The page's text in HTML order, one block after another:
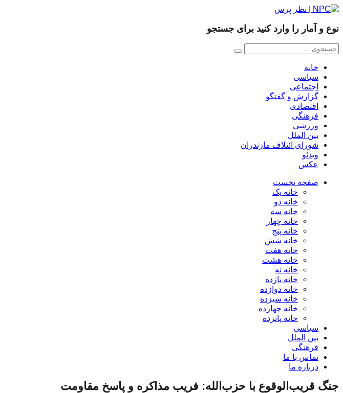
نوع و آمار را وارد کنید برای جستجو
خانه
سیاسی
اجتماعی
گزارش و گفتگو
اقتصادی
فرهنگی
ورزشی
بین الملل
شورای ائتلاف مازندران
ویدئو
عکس
صفحه نخست
خانه یک
خانه دو
خانه سه
خانه چهار
خانه پنج
خانه شش
خانه هفت
خانه هشت
خانه نه
خانه یازده
خانه دوازده
خانه سیزده
خانه چهارده
خانه پانزده
سیاسی
بین الملل
فرهنگی
تماس با ما
درباره ما
جنگ قریب‌الوقوع با حزب‌الله: فریب مذاکره و پاسخ مقاومت